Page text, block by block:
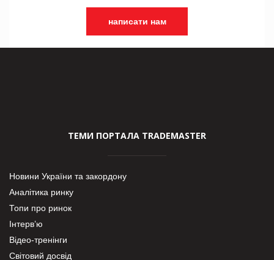
написати нам
ТЕМИ ПОРТАЛА TRADEMASTER
Новини України та закордону
Аналітика ринку
Топи про ринок
Інтерв’ю
Відео-тренінги
Світовий досвід